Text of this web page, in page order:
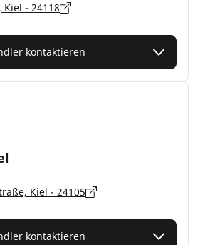
Kiel - 24118
kontaktieren
Kiel - 24105
kontaktieren